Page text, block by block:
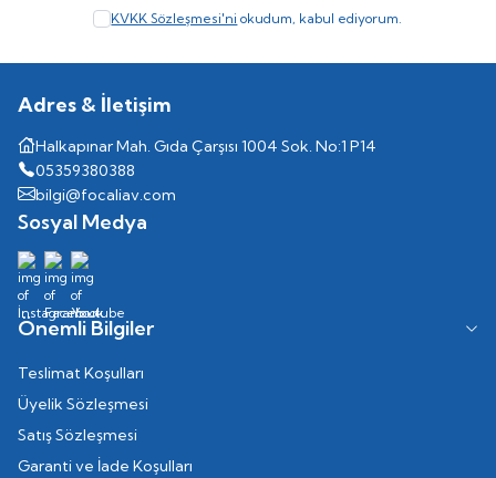
KVKK Sözleşmesi'ni okudum, kabul ediyorum.
Adres & İletişim
Halkapınar Mah. Gıda Çarşısı 1004 Sok. No:1 P14
05359380388
bilgi@focaliav.com
Sosyal Medya
Önemli Bilgiler
Teslimat Koşulları
Üyelik Sözleşmesi
Satış Sözleşmesi
Garanti ve İade Koşulları